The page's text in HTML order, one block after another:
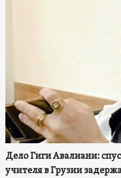
Дело Гиги Авалиани:
учителя в Грузии